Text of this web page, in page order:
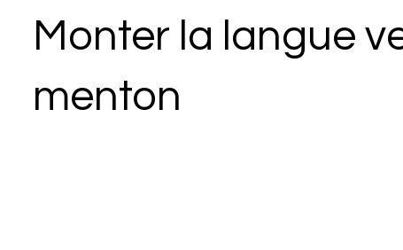
Monter la langue
menton